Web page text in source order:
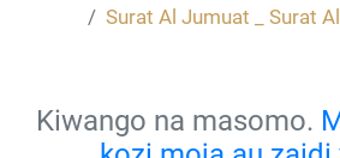
Surat Al Jumuat _ Surat
Kiwango na masomo.